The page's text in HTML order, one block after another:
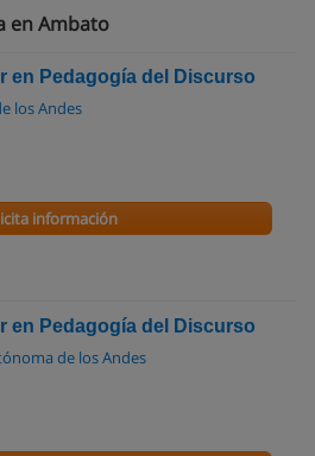
en Ambato
en Pedagogía del Discurso
los Andes
información
en Pedagogía del Discurso
de los Andes